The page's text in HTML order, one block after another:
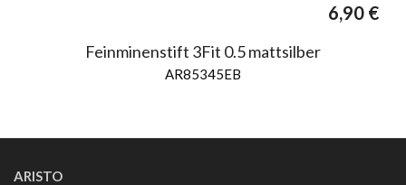
6,90 €
Feinminenstift 3Fit 0.5 mattsilber
AR85345EB
ARISTO